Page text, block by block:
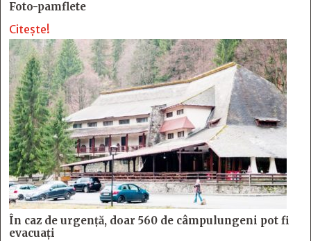
Foto-pamflete
Citește!
În caz de urgență, doar 560 de câmpulungeni pot fi
evacuați